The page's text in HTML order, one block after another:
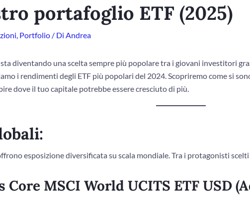
portafoglio ETF (2025)
Portfolio/ Di Andrea
diventando una scelta sempre più popolare tra i giovani investitori
i rendimenti degli ETF più popolari del 2024. Scopriremo come si
dove il tuo capitale potrebbe essere cresciuto di più.
esposizione diversificata su scala mondiale. Tra i protagonisti
Core MSCI World UCITS ETF USD